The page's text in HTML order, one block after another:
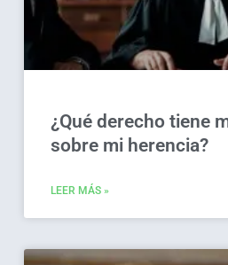
¿Qué derecho tiene
sobre mi herencia?
LEER MÁS »